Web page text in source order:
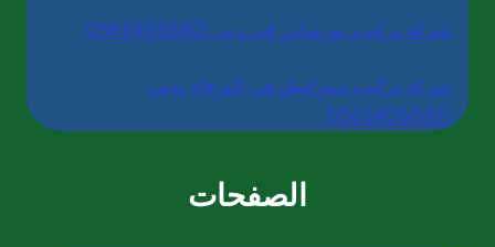
شركة تركيب بورسلين في دبي |0565405680
شركة تركيب سيراميك في الورقاء بدبي
الصفحات